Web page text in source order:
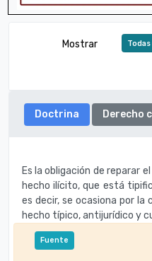
Mostrar Todas
Doctrina Derecho
Es la obligación de reparar
hecho ilícito, que está
es decir, se ocasiona por la
hecho típico, antijurídico y
Fuente